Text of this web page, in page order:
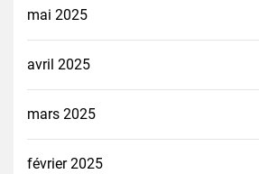
mai 2025
avril 2025
mars 2025
février 2025